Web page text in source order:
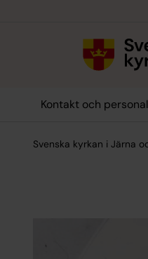
Kontakt och personal
Svenska kyrkan i Järna